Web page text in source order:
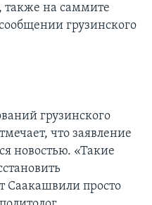
также на саммите
грузинского
грузинского
что заявление
новостью. «Такие
Саакашвили просто